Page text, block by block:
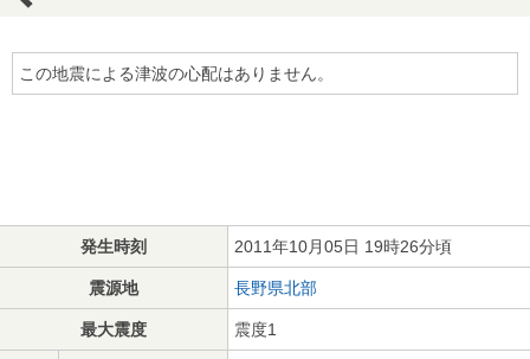
この地震による津波の心配はありません。
発生時刻 2011年10月05日 19時26分頃
震源地 長野県北部
最大震度 震度1